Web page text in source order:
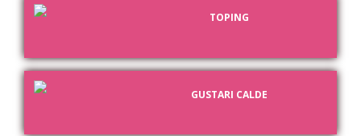
TOPING
GUSTARI CALDE